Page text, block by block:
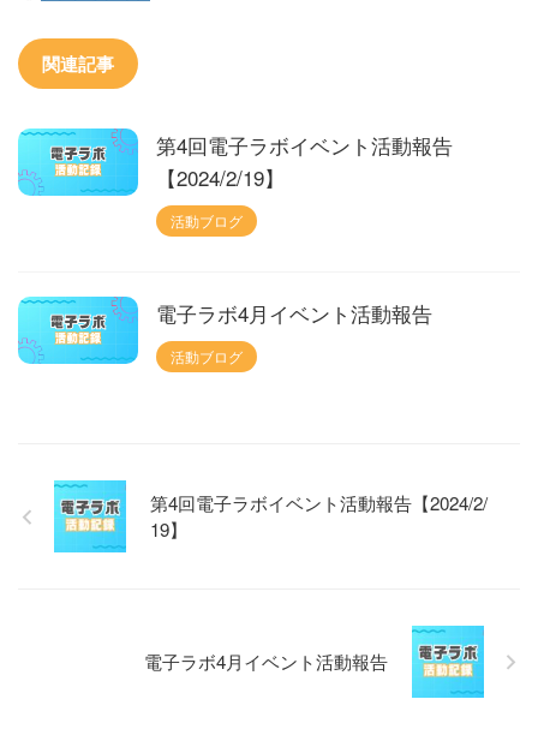
関連記事
第4回電子ラボイベント活動報告
【2024/2/19】
活動ブログ
電子ラボ4月イベント活動報告
活動ブログ
第4回電子ラボイベント活動報告【2024/2/
19】
電子ラボ4月イベント活動報告